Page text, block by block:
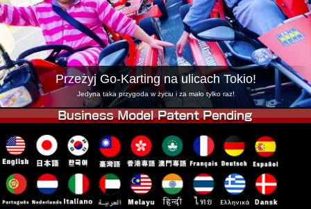
Tokyo Shinagawa Tokyo Akihabara#1
Tokyo Akihabara#2 Tokyo Shibuya
Tokyo Shibuya Annex Tokyo Bay
Tokyo Asakusa Osaka
Okinawa
Przeżyj Go-Karting na ulicach Tokio!
Jedyna taka przygoda w życiu i za mało tylko raz!